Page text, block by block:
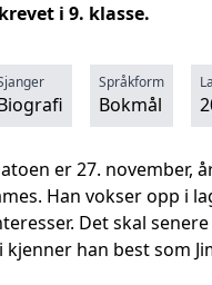
i 9. klasse.
Språkform
Bokmål
er 27. november,
Han vokser opp i
Det skal
kjenner han best som